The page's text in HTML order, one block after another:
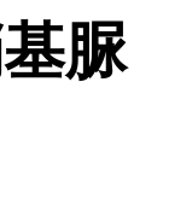
脲